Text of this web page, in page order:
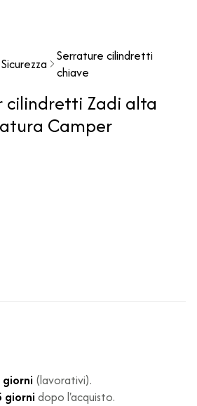
Sicurezza
Serrature cilindretti
chiave
cilindretti Zadi alta
Camper
giorni (lavorativi).
giorni dopo l'acquisto.